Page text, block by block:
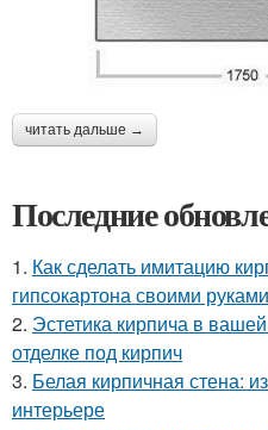
читать дальше →
Последние
1. Как сделать имитацию
гипсокартона своими
2. Эстетика кирпича в
отделке под кирпич
3. Белая кирпичная стена:
интерьере